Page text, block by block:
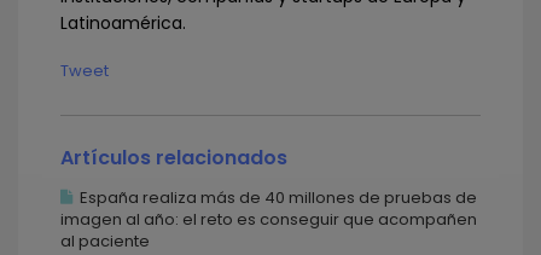
Latinoamérica.
Tweet
Artículos relacionados
España realiza más de 40 millones de pruebas de
imagen al año: el reto es conseguir que acompañen
al paciente